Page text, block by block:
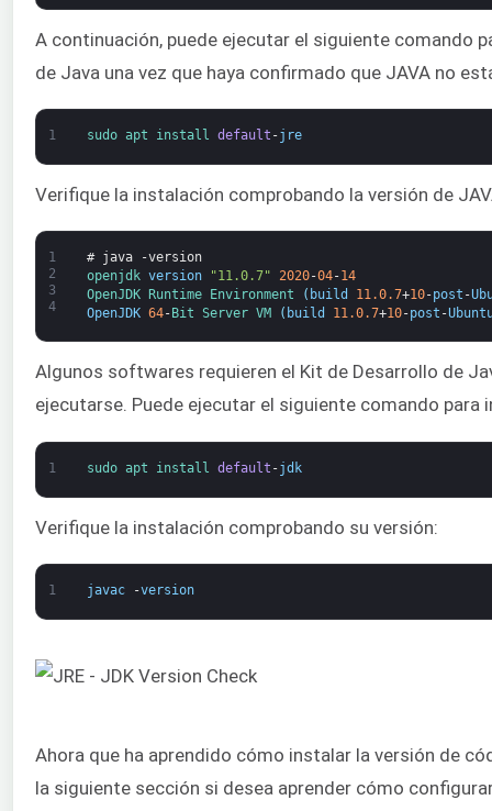
A continuación, puede ejecutar el siguiente comando
de Java una vez que haya confirmado que JAVA no
1 sudo apt install default -jre
Verifique la instalación comprobando la versión de
1
2
3
4
# java -version
openjdk version "11.0.7" 2020-04-14
OpenJDK
Runtime Environment ( build 11.0.7+10-post -
OpenJDK 64-Bit Server VM ( build 11.0.7+10-post -
Algunos softwares requieren el Kit de Desarrollo de
ejecutarse. Puede ejecutar el siguiente comando para
1 sudo apt install default -jdk
Verifique la instalación comprobando su versión:
1 javac -version
Ahora que ha aprendido cómo instalar la versión de
la siguiente sección si desea aprender cómo